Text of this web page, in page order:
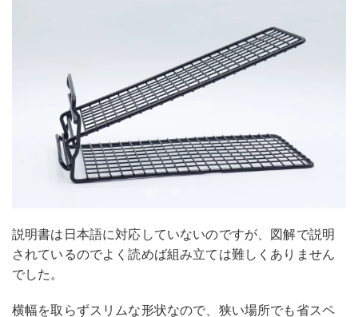
説明書は日本語に対応していないのですが、図解で説明
されているのでよく読めば組み立ては難しくありません
でした。
横幅を取らずスリムな形状なので、狭い場所でも省スペ